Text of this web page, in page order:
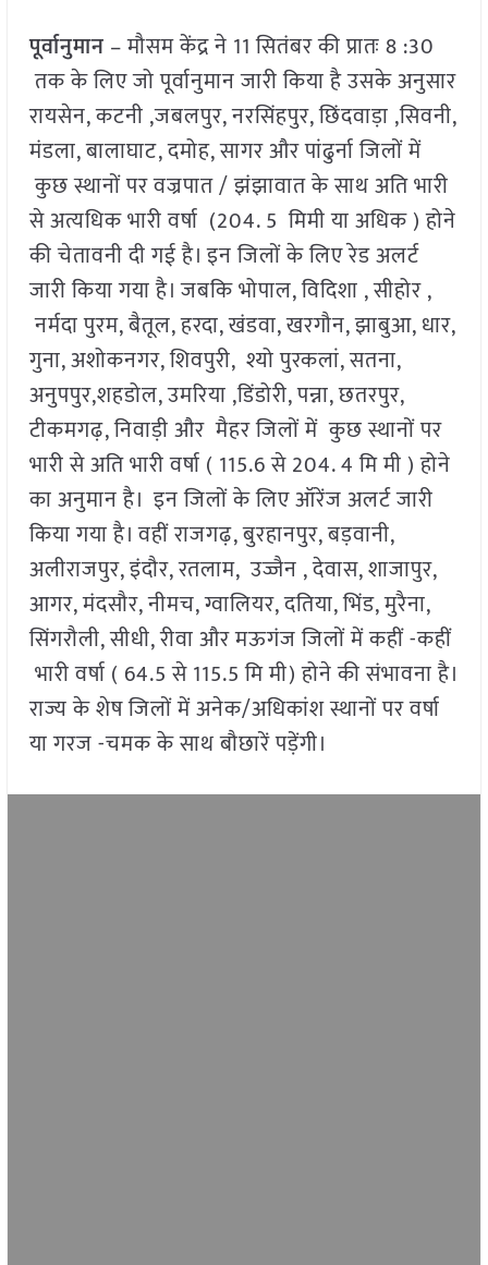
पूर्वानुमान – मौसम केंद्र ने 11 सितंबर की प्रातः 8 :30
तक के लिए जो पूर्वानुमान जारी किया है उसके अनुसार
रायसेन, कटनी ,जबलपुर, नरसिंहपुर, छिंदवाड़ा ,सिवनी,
मंडला, बालाघाट, दमोह, सागर और पांढुर्ना जिलों में
कुछ स्थानों पर वज्रपात / झंझावात के साथ अति भारी
से अत्यधिक भारी वर्षा (204. 5 मिमी या अधिक ) होने
की चेतावनी दी गई है। इन जिलों के लिए रेड अलर्ट
जारी किया गया है। जबकि भोपाल, विदिशा , सीहोर ,
नर्मदा पुरम, बैतूल, हरदा, खंडवा, खरगौन, झाबुआ, धार,
गुना, अशोकनगर, शिवपुरी, श्यो पुरकलां, सतना,
अनुपपुर,शहडोल, उमरिया ,डिंडोरी, पन्ना, छतरपुर,
टीकमगढ़, निवाड़ी और मैहर जिलों में कुछ स्थानों पर
भारी से अति भारी वर्षा ( 115.6 से 204. 4 मि मी ) होने
का अनुमान है। इन जिलों के लिए ऑरेंज अलर्ट जारी
किया गया है। वहीं राजगढ़, बुरहानपुर, बड़वानी,
अलीराजपुर, इंदौर, रतलाम, उज्जैन , देवास, शाजापुर,
आगर, मंदसौर, नीमच, ग्वालियर, दतिया, भिंड, मुरैना,
सिंगरौली, सीधी, रीवा और मऊगंज जिलों में कहीं -कहीं
भारी वर्षा ( 64.5 से 115.5 मि मी) होने की संभावना है।
राज्य के शेष जिलों में अनेक/अधिकांश स्थानों पर वर्षा
या गरज -चमक के साथ बौछारें पड़ेंगी।